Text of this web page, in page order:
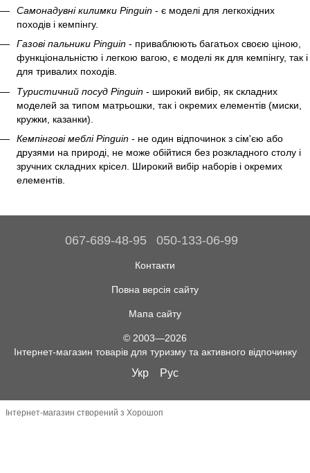
Самонадувні килимки Pinguin - є моделі для легкохідних
походів і кемпінгу.
Газові пальники Pinguin - приваблюють багатьох своєю ціною,
функціональністю і легкою вагою, є моделі як для кемпінгу, так і
для тривалих походів.
Туристичний посуд Pinguin - широкий вибір, як складних
моделей за типом матрьошки, так і окремих елементів (миски,
кружки, казанки).
Кемпінгові меблі Pinguin - не один відпочинок з сім'єю або
друзями на природі, не може обійтися без розкладного столу і
зручних складних крісел. Широкий вибір наборів і окремих
елементів.
067-689-48-95 050-133-06-99
Контакти
Повна версія сайту
Мапа сайту
© 2003—2026
Інтернет-магазин товарів для туризму та активного відпочинку
Укр Рус
Інтернет-магазин створений з Хорошоп